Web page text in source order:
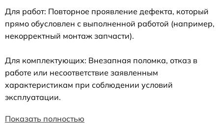
Для работ: Повторное проявление дефекта, который
прямо обусловлен с выполненной работой (например,
некорректный монтаж запчасти).
Для комплектующих: Внезапная поломка, отказ в
работе или несоответствие заявленным
характеристикам при соблюдении условий
эксплуатации.
Показать полностью